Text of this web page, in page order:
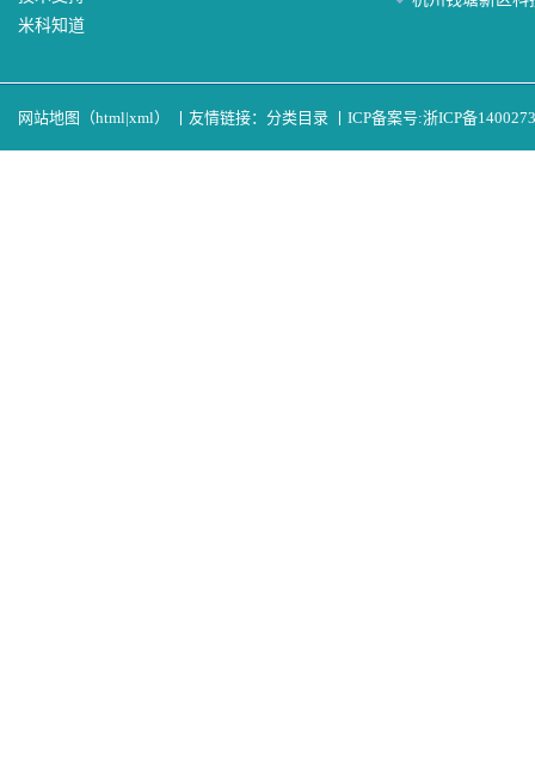
米科知道
网站地图（html|xml） 友情链接： 分类目录 ICP备案号:浙ICP备